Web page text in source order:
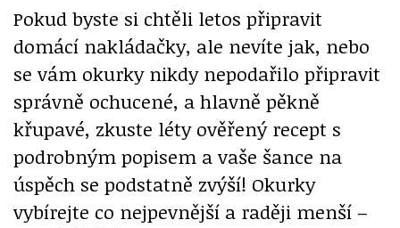
Pokud byste si chtěli letos připravit
domácí nakládačky, ale nevíte jak, nebo
se vám okurky nikdy nepodařilo připravit
správně ochucené, a hlavně pěkně
křupavé, zkuste léty ověřený recept s
podrobným popisem a vaše šance na
úspěch se podstatně zvýší! Okurky
vybírejte co nejpevnější a raději menší –